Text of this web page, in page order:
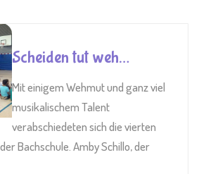
Scheiden tut weh…
Mit einigem Wehmut und ganz viel
musikalischem Talent
verabschiedeten sich die vierten
Bachschule. Amby Schillo, der